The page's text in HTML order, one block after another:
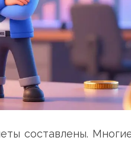
составлены.